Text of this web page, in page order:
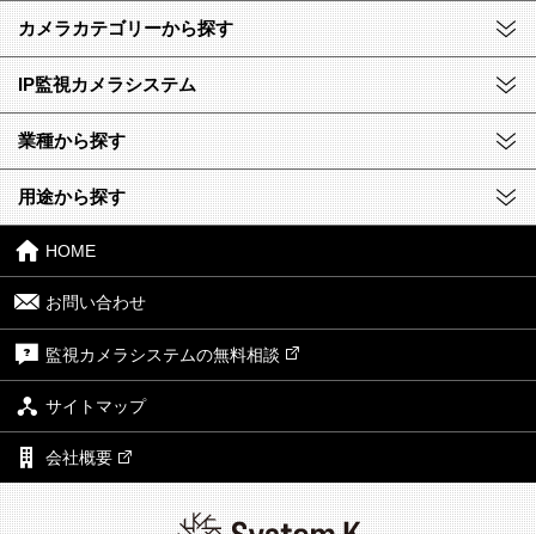
カメラカテゴリーから探す
IP監視カメラシステム
業種から探す
用途から探す
HOME
お問い合わせ
監視カメラシステムの無料相談
サイトマップ
会社概要